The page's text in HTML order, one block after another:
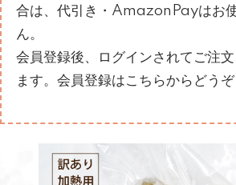
合は、代引き・AmazonPayはお
ん。
会員登録後、ログインされてご注
ます。 会員登録はこちらからどうぞ